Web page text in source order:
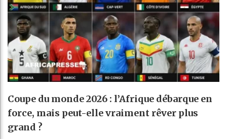
Coupe du monde 2026 : l’Afrique débarque en
force, mais peut-elle vraiment rêver plus
grand ?